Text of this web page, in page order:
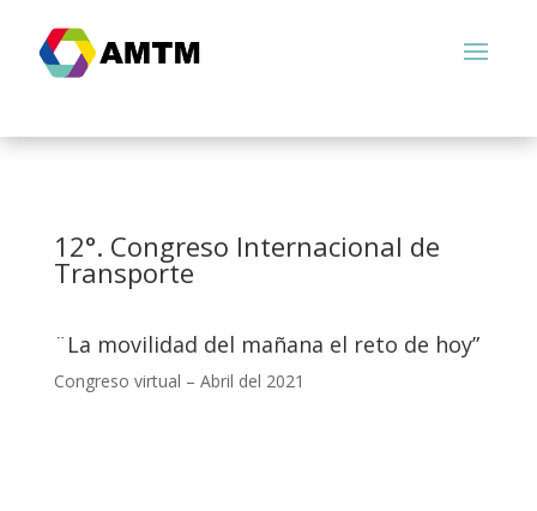
12°. Congreso Internacional de
Transporte
¨La movilidad del mañana el reto de hoy”
Congreso virtual – Abril del 2021